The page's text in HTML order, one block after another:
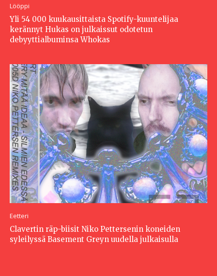
Lööppi
Yli 54 000 kuukausittaista Spotify-kuuntelijaa
kerännyt Hukas on julkaissut odotetun
debyyttialbuminsa Whokas
Eetteri
Clavertin räp-biisit Niko Pettersenin koneiden
syleilyssä Basement Greyn uudella julkaisulla